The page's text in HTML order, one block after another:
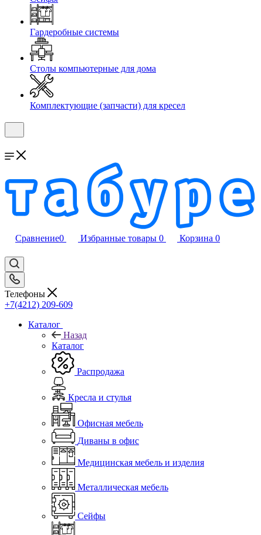
Гардеробные системы
Столы компьютерные для дома
Комплектующие (запчасти) для кресел
Сравнение0 Избранные товары 0 Корзина 0
Телефоны
+7(4212) 209-609
Каталог
Назад
Каталог
Распродажа
Кресла и стулья
Офисная мебель
Диваны в офис
Медицинская мебель и изделия
Металлическая мебель
Сейфы